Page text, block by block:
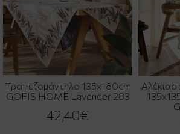
Τραπεζομάντηλο 135x180cm
GOFIS HOME Lavender 283
42,40€